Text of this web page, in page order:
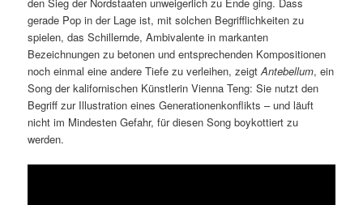
gerade Pop in der Lage ist, mit solchen Begrifflichkeiten zu
spielen, das Schillernde, Ambivalente in markanten
Bezeichnungen zu betonen und entsprechenden Kompositionen
noch einmal eine andere Tiefe zu verleihen, zeigtAntebellum, ein
Song der kalifornischen Künstlerin Vienna Teng: Sie nutzt den
Begriff zur Illustration eines Generationenkonflikts – und läuft
nicht im Mindesten Gefahr, für diesen Song boykottiert zu
werden.